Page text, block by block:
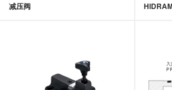
减压阀